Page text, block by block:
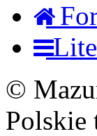
Lite
©
Polskie